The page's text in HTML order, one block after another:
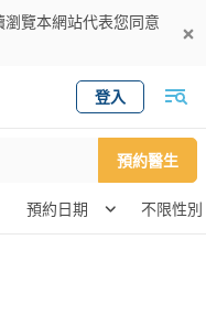
覽本網站代表您同意
登入
預約醫生
預約日期